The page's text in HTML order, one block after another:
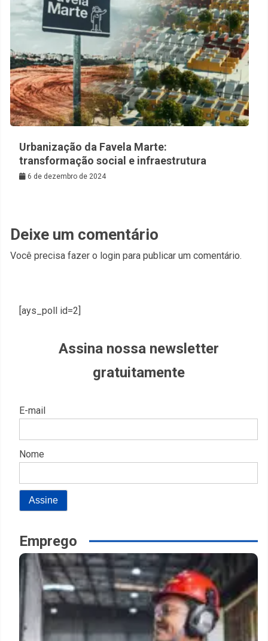
Urbanização da Favela Marte:
transformação social e infraestrutura
6 de dezembro de 2024
Deixe um comentário
Você precisa fazer o login para publicar um comentário.
[ays_poll id=2]
Assina nossa newsletter
gratuitamente
E-mail
Nome
Emprego